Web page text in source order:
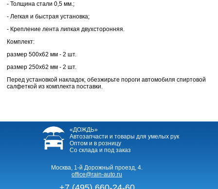
- Толщина стали 0,5 мм.;
- Легкая и быстрая установка;
- Крепление лента липкая двухсторонняя.
Комплект:
размер 500х62 мм - 2 шт.
размер 250х62 мм - 2 шт.
Перед установкой накладок, обезжирьте пороги автомобиля спиртовой
салфеткой из комплекта поставки.
«ДОЖДЬ»
Автозапчасти и товары для умелых рук
Оптом и в розницу
Со склада и под заказ
Москва, 1-й Дорожный проезд, 4.
office@rain-auto.ru